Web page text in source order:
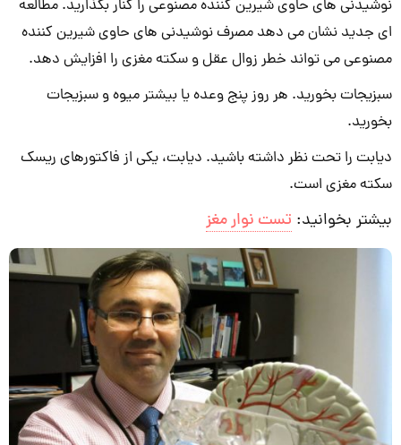
نوشیدنی های حاوی شیرین کننده مصنوعی را کنار بگذارید. مطالعه
ای جدید نشان می دهد مصرف نوشیدنی های حاوی شیرین کننده
مصنوعی می تواند خطر زوال عقل و سکته مغزی را افزایش دهد.
سبزیجات بخورید. هر روز پنج وعده یا بیشتر میوه و سبزیجات
بخورید.
دیابت را تحت نظر داشته باشید. دیابت، یکی از فاکتورهای ریسک
سکته مغزی است.
بیشتر بخوانید: تست نوار مغز